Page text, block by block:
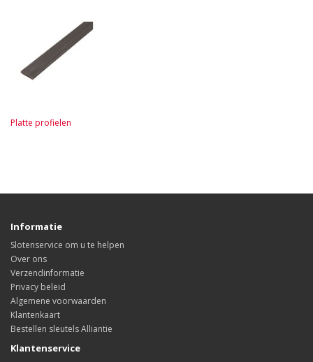
Platte profielen
Informatie
Slotenservice om u te helpen
Over ons
Verzendinformatie
Privacy beleid
Algemene voorwaarden
Klantenkaart
Bestellen sleutels Alliantie
Klantenservice